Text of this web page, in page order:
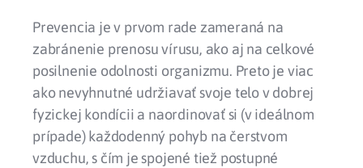
Prevencia je v prvom rade zameraná na
zabránenie prenosu vírusu, ako aj na celkové
posilnenie odolnosti organizmu. Preto je viac
ako nevyhnutné udržiavať svoje telo v dobrej
fyzickej kondícii a naordinovať si (v ideálnom
prípade) každodenný pohyb na čerstvom
vzduchu, s čím je spojené tiež postupné